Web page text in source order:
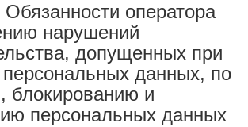
оператора
нарушений
допущенных при
персональных данных, по
блокированию и
персональных данных